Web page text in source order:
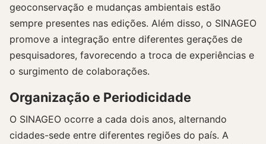
geoconservação e mudanças ambientais estão
sempre presentes nas edições. Além disso, o SINAGEO
promove a integração entre diferentes gerações de
pesquisadores, favorecendo a troca de experiências e
o surgimento de colaborações.
Organização e Periodicidade
O SINAGEO ocorre a cada dois anos, alternando
cidades-sede entre diferentes regiões do país. A